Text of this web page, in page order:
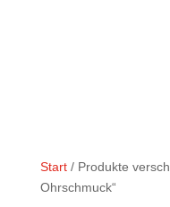
Start/ Produkte
Ohrschmuck“